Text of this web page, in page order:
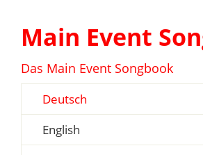
Main Event
Das Main Event Songbook
Deutsch
English